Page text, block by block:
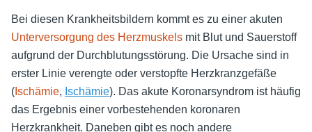
Bei diesen Krankheitsbildern kommt es zu einer akuten
Unterversorgung des Herzmuskels mit Blut und Sauerstoff
aufgrund der Durchblutungsstörung. Die Ursache sind in
erster Linie verengte oder verstopfte Herzkranzgefäße
( Ischämie, Ischämie). Das akute Koronarsyndrom ist häufig
das Ergebnis einer vorbestehenden koronaren
Herzkrankheit. Daneben gibt es noch andere